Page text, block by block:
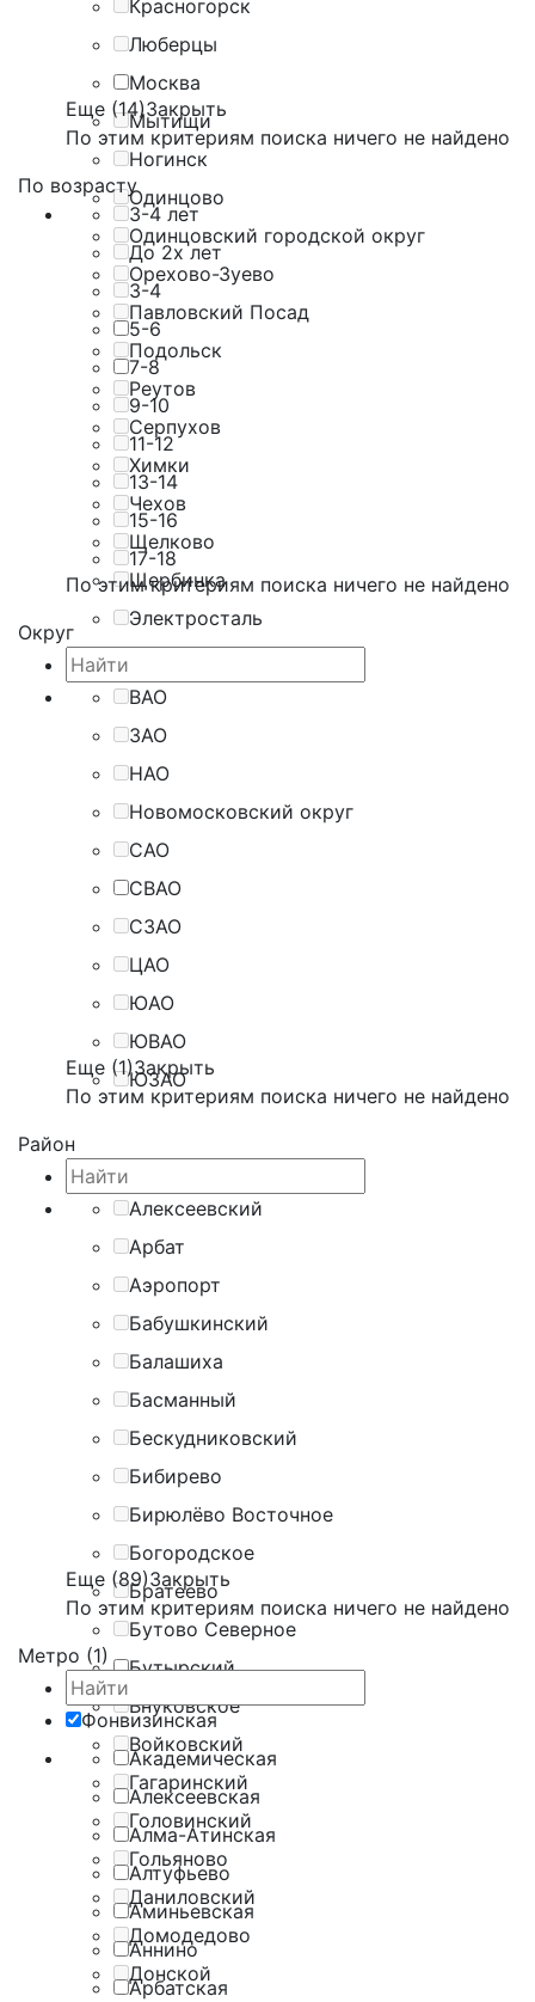
Красногорск
Люберцы
Москва
Мытищи
Ногинск
Одинцово
Одинцовский городской округ
Орехово-Зуево
Павловский Посад
Подольск
Реутов
Серпухов
Химки
Чехов
Щелково
Щербинка
Электросталь
Еще (14)Закрыть
По этим критериям поиска ничего не найдено
По возрасту
3-4 лет
До 2х лет
3-4
5-6
7-8
9-10
11-12
13-14
15-16
17-18
По этим критериям поиска ничего не найдено
Округ
ВАО
ЗАО
НАО
Новомосковский округ
САО
СВАО
СЗАО
ЦАО
ЮАО
ЮВАО
ЮЗАО
Еще (1)Закрыть
По этим критериям поиска ничего не найдено
Район
Алексеевский
Арбат
Аэропорт
Бабушкинский
Балашиха
Басманный
Бескудниковский
Бибирево
Бирюлёво Восточное
Богородское
Братеево
Бутово Северное
Бутырский
Внуковское
Войковский
Гагаринский
Головинский
Гольяново
Даниловский
Домодедово
Донской
Еще (89)Закрыть
По этим критериям поиска ничего не найдено
Метро (1)
Фонвизинская
Академическая
Алексеевская
Алма-Атинская
Алтуфьево
Аминьевская
Аннино
Арбатская